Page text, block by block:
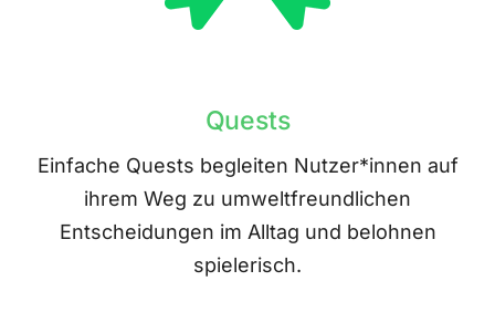
Quests
Einfache Quests begleiten Nutzer*innen auf
ihrem Weg zu umweltfreundlichen
Entscheidungen im Alltag und belohnen
spielerisch.